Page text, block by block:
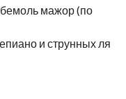
бемоль мажор (по
и струнных ля